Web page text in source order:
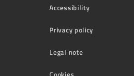
Accessibility
Privacy policy
Legal note